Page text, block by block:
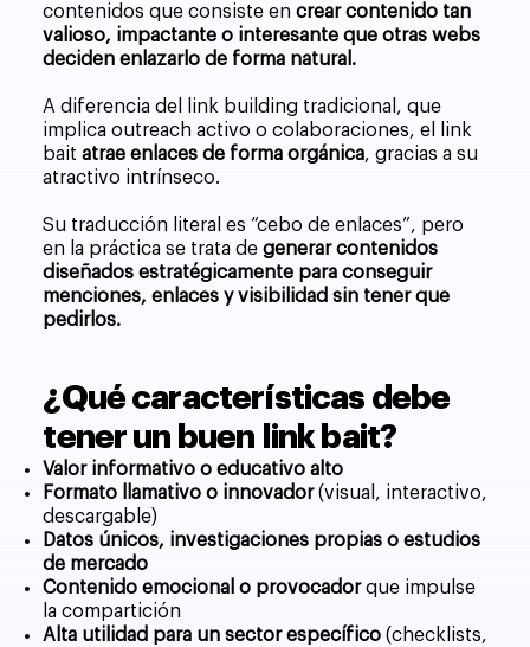
contenidos que consiste encrear contenido tan
valioso, impactante o interesante que otras webs
deciden enlazarlo de forma natural.
A diferencia del link building tradicional, que
implica outreach activo o colaboraciones, el link
baitatrae enlaces de forma orgánica, gracias a su
atractivo intrínseco.
Su traducción literal es “cebo de enlaces”, pero
en la práctica se trata degenerar contenidos
diseñados estratégicamente para conseguir
menciones, enlaces y visibilidad sin tener que
pedirlos.
¿Qué características debe
tener un buen link bait?
Valor informativo o educativo alto
Formato llamativo o innovador(visual, interactivo,
descargable)
Datos únicos, investigaciones propias o estudios
de mercado
Contenido emocional o provocadorque impulse
la compartición
Alta utilidad para un sector específico (checklists,